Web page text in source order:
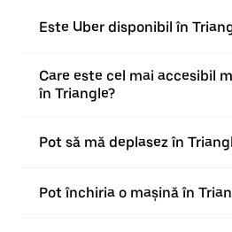
Este Uber disponibil în
Care este cel mai accesibil
în Triangle?
Pot să mă deplasez în
Pot închiria o mașină în